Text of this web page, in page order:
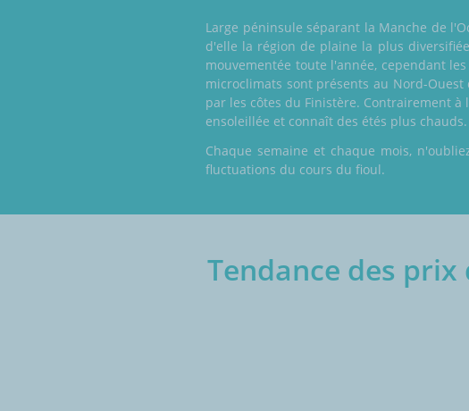
Large péninsule séparant la Manche de
d'elle la région de plaine la plus
mouvementée toute l'année, cependant
microclimats sont présents au Nord-
par les côtes du Finistère. Contrairement
ensoleillée et connaît des étés plus chauds.
Chaque semaine et chaque mois,
fluctuations du cours du fioul.
Tendance des